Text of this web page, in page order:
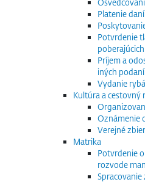
Platenie
Potvrdenie
Príjem a
iných podaní
Vydanie
Kultúra a cestovný
Oznámenie
Verejné
Matrika
Potvrdenie
rozvode